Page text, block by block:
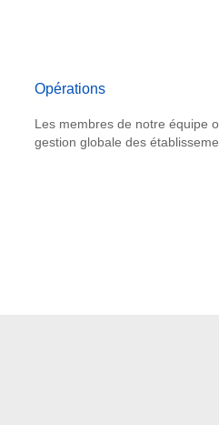
Opérations
Les membres de notre équipe
gestion globale des